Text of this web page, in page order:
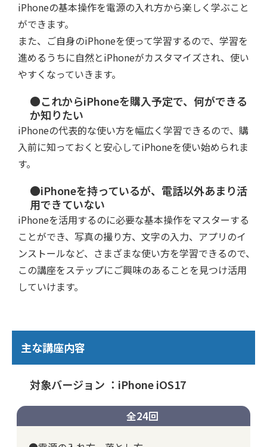
iPhoneの基本操作を電源の入れ方から楽しく学ぶこと
ができます。
また、ご自身のiPhoneを使って学習するので、学習を
進めるうちに自然とiPhoneがカスタマイズされ、使い
やすくなっていきます。
●これからiPhoneを購入予定で、何ができる
か知りたい
iPhoneの代表的な使い方を幅広く学習できるので、購
入前に知っておくと安心してiPhoneを使い始められま
す。
●iPhoneを持っているが、電話以外あまり活
用できていない
iPhoneを活用するのに必要な基本操作をマスターする
ことができ、写真の撮り方、文字の入力、アプリのイ
ンストールなど、さまざまな使い方を学習できるので、
この講座をステップにご興味のあることを見つけ活用
していけます。
主な講座内容
対象バージョン ：iPhone iOS17
全24回